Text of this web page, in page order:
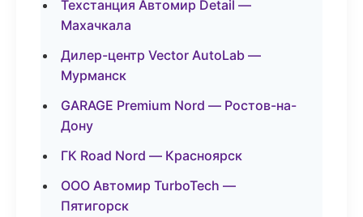
Техстанция Автомир Detail —
Махачкала
Дилер-центр Vector AutoLab —
Мурманск
GARAGE Premium Nord — Ростов-на-
Дону
ГК Road Nord — Красноярск
ООО Автомир TurboTech —
Пятигорск